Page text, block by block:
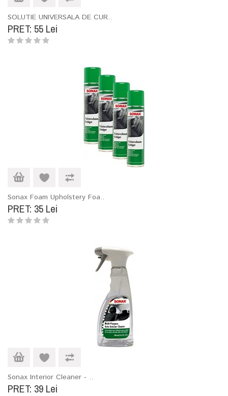
SOLUTIE UNIVERSALA DE CUR..
PRET: 55 Lei
Sonax Foam Upholstery Foa..
PRET: 35 Lei
Sonax Interior Cleaner - ..
PRET: 39 Lei